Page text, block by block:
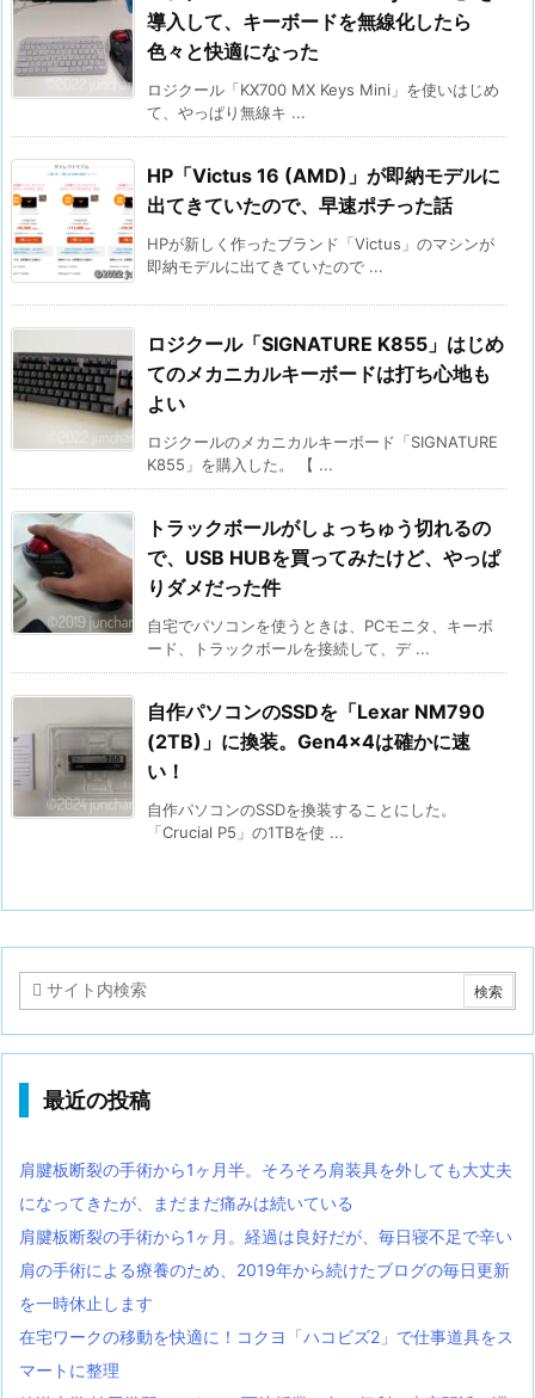
導入して、キーボードを無線化したら
色々と快適になった
ロジクール「KX700 MX Keys Mini」を使いはじめ
て、やっぱり無線キ ...
HP「Victus 16 (AMD)」が即納モデルに
出てきていたので、早速ポチった話
HPが新しく作ったブランド「Victus」のマシンが
即納モデルに出てきていたので ...
ロジクール「SIGNATURE K855」はじめ
てのメカニカルキーボードは打ち心地も
よい
ロジクールのメカニカルキーボード「SIGNATURE
K855」を購入した。 【 ...
トラックボールがしょっちゅう切れるの
で、USB HUBを買ってみたけど、やっぱ
りダメだった件
自宅でパソコンを使うときは、PCモニタ、キーボ
ード、トラックボールを接続して、デ ...
自作パソコンのSSDを「Lexar NM790
(2TB)」に換装。Gen4x4は確かに速
い！
自作パソコンのSSDを換装することにした。
「Crucial P5」の1TBを使 ...
最近の投稿
肩腱板断裂の手術から1ヶ月半。そろそろ肩装具を外しても大丈夫
になってきたが、まだまだ痛みは続いている
肩腱板断裂の手術から1ヶ月。経過は良好だが、毎日寝不足で辛い
肩の手術による療養のため、2019年から続けたブログの毎日更新
を一時休止します
在宅ワークの移動を快適に！コクヨ「ハコビズ2」で仕事道具をス
マートに整理